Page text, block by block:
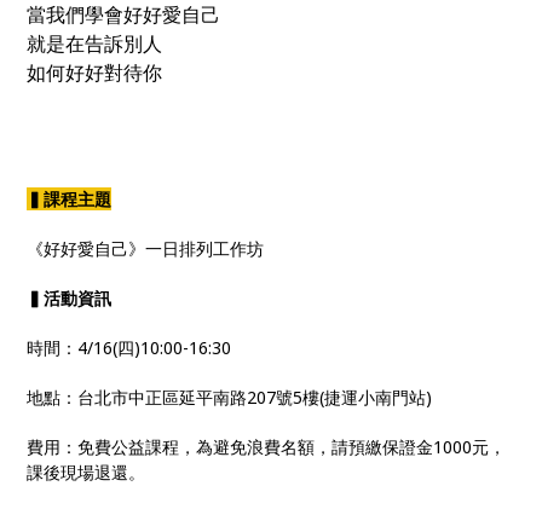
當我們學會好好愛自己
就是在告訴別人
如何好好對待你
▍課程主題
《好好愛自己》一日排列工作坊
▍活動資訊
時間：4/16(四)10:00-16:30
地點：台北市中正區延平南路207號5樓(捷運小南門站)
費用：免費公益課程，為避免浪費名額，請預繳保證金1000元，
課後現場退還。